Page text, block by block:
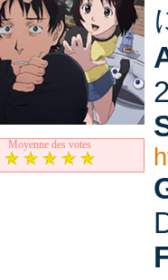
Moyenne des votes